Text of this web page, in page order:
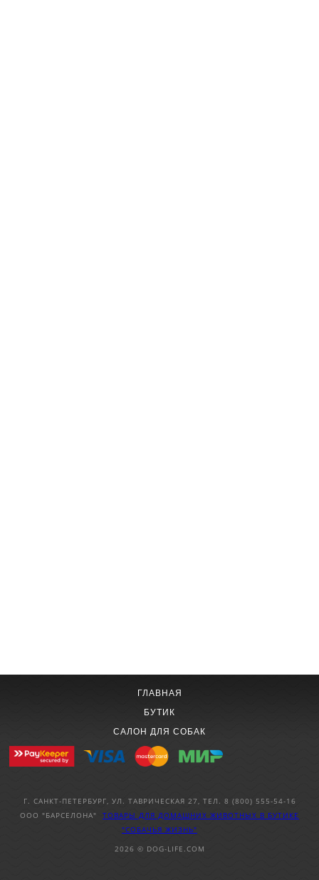
ГЛАВНАЯ
БУТИК
САЛОН ДЛЯ СОБАК
Г. САНКТ-ПЕТЕРБУРГ, УЛ. ТАВРИЧЕСКАЯ 27, ТЕЛ. 8 (800) 555-54-16
ООО "БАРСЕЛОНА" ТОВАРЫ ДЛЯ ДОМАШНИХ ЖИВОТНЫХ В БУТИКЕ
"СОБАЧЬЯ ЖИЗНЬ"
2026 © DOG-LIFE.COM